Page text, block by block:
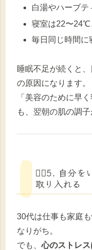
白湯やハーブテ
寝室は22〜24℃
毎日同じ時間に
睡眠不足が続くと
の原因になります。
「美容のために早
も、翌朝の肌の調
💆‍♀️5. 自分を
取り入れる
30代は仕事も家庭
なりがち。
でも、心のストレ